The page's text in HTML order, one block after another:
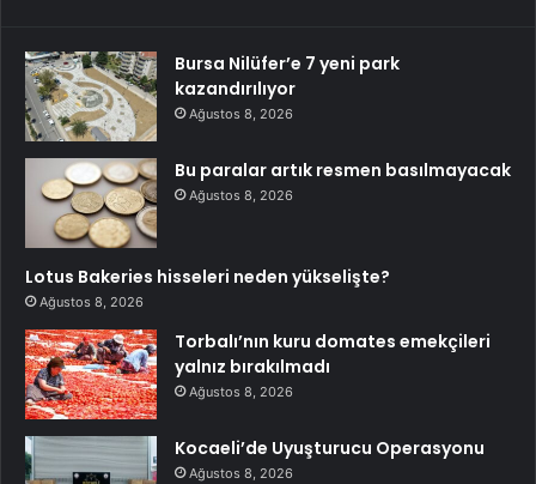
Bursa Nilüfer’e 7 yeni park
kazandırılıyor
Ağustos 8, 2026
Bu paralar artık resmen basılmayacak
Ağustos 8, 2026
Lotus Bakeries hisseleri neden yükselişte?
Ağustos 8, 2026
Torbalı’nın kuru domates emekçileri
yalnız bırakılmadı
Ağustos 8, 2026
Kocaeli’de Uyuşturucu Operasyonu
Ağustos 8, 2026